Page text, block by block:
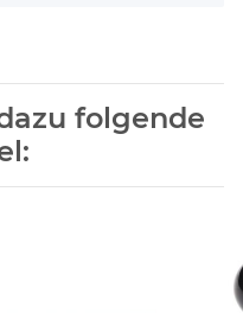
folgende